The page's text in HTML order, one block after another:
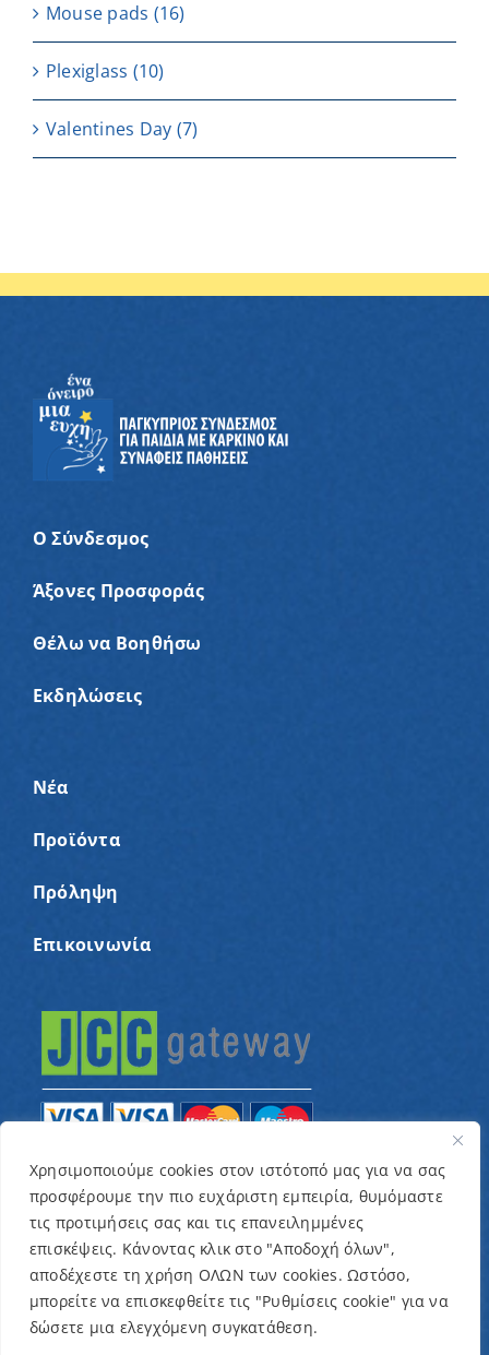
Χρησιμοποιούμε cookies στον ιστότοπό μας για να σας
προσφέρουμε την πιο ευχάριστη εμπειρία, θυμόμαστε
τις προτιμήσεις σας και τις επανειλημμένες
επισκέψεις. Κάνοντας κλικ στο "Αποδοχή όλων",
αποδέχεστε τη χρήση ΟΛΩΝ των cookies. Ωστόσο,
μπορείτε να επισκεφθείτε τις "Ρυθμίσεις cookie" για να
δώσετε μια ελεγχόμενη συγκατάθεση.
Μouse pads (16)
Plexiglass (10)
Valentines Day (7)
Ο Σύνδεσμος
Άξονες Προσφοράς
Θέλω να Βοηθήσω
Εκδηλώσεις
Νέα
Προϊόντα
Πρόληψη
Επικοινωνία
© Copyright 2022 – Παγκύπριος Σύνδεσμος για
παιδιά με καρκίνο και συναφείς παθήσεις «Ένα
Όνειρο Μια Ευχή» / Designed & Developed byNETinfo
Plc